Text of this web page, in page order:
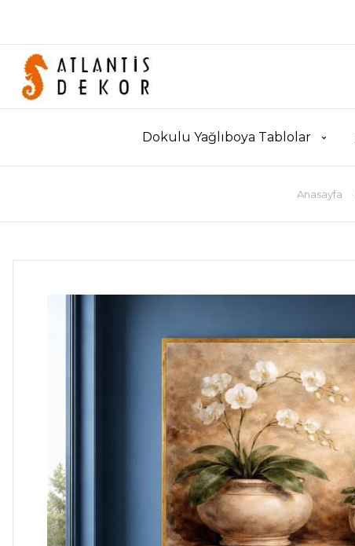
Dokulu Yağlıboya Tablolar
Anasayfa